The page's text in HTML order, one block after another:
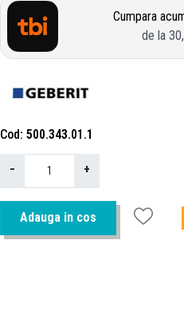
Cumpara
de la
Cod 500.343.01.1
− +
Adauga in cos